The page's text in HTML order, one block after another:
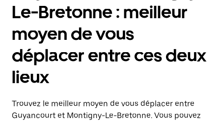
Le-Bretonne : meilleur
moyen de vous
déplacer entre ces deux
lieux
Trouvez le meilleur moyen de vous déplacer entre
Guyancourt et Montigny-Le-Bretonne. Vous pouvez